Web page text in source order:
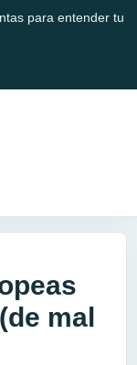
para entender tu
mal